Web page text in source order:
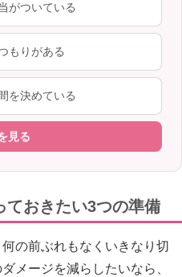
がついている
もりがある
を決めている
見る
ておきたい3つの準備
の前ぶれもなくいきなり切
メージを減らしたいなら、